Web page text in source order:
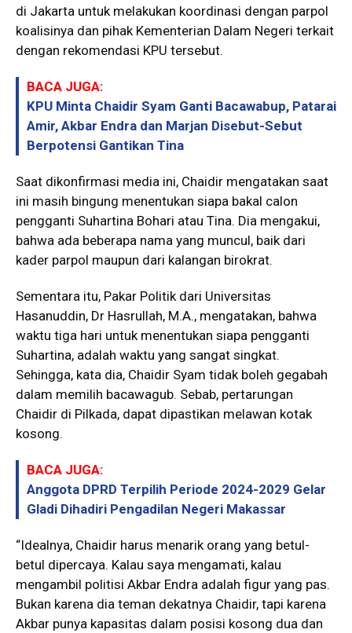
di Jakarta untuk melakukan koordinasi dengan parpol
koalisinya dan pihak Kementerian Dalam Negeri terkait
dengan rekomendasi KPU tersebut.
BACA JUGA:
KPU Minta Chaidir Syam Ganti Bacawabup, Patarai
Amir, Akbar Endra dan Marjan Disebut-Sebut
Berpotensi Gantikan Tina
Saat dikonfirmasi media ini, Chaidir mengatakan saat
ini masih bingung menentukan siapa bakal calon
pengganti Suhartina Bohari atau Tina. Dia mengakui,
bahwa ada beberapa nama yang muncul, baik dari
kader parpol maupun dari kalangan birokrat.
Sementara itu, Pakar Politik dari Universitas
Hasanuddin, Dr Hasrullah, M.A., mengatakan, bahwa
waktu tiga hari untuk menentukan siapa pengganti
Suhartina, adalah waktu yang sangat singkat.
Sehingga, kata dia, Chaidir Syam tidak boleh gegabah
dalam memilih bacawagub. Sebab, pertarungan
Chaidir di Pilkada, dapat dipastikan melawan kotak
kosong.
BACA JUGA:
Anggota DPRD Terpilih Periode 2024-2029 Gelar
Gladi Dihadiri Pengadilan Negeri Makassar
“Idealnya, Chaidir harus menarik orang yang betul-
betul dipercaya. Kalau saya mengamati, kalau
mengambil politisi Akbar Endra adalah figur yang pas.
Bukan karena dia teman dekatnya Chaidir, tapi karena
Akbar punya kapasitas dalam posisi kosong dua dan